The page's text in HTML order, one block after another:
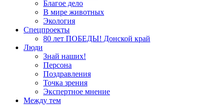
Благое дело
В мире животных
Экология
Спецпроекты
80 лет ПОБЕДЫ! Донской край
Люди
Знай наших!
Персона
Поздравления
Точка зрения
Экспертное мнение
Между тем